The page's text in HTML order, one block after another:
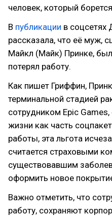
человек, который
В публикации в соцсетях
рассказала, что её муж,
Майкл (Майк) Принке,
потерял работу.
Как пишет Гриффин,
терминальной стадией
сотрудником Epic Games,
жизни как часть
работы, эта льгота
считается страховыми
существовавшим
оформить новое
Важно отметить, что
работу, сохраняют